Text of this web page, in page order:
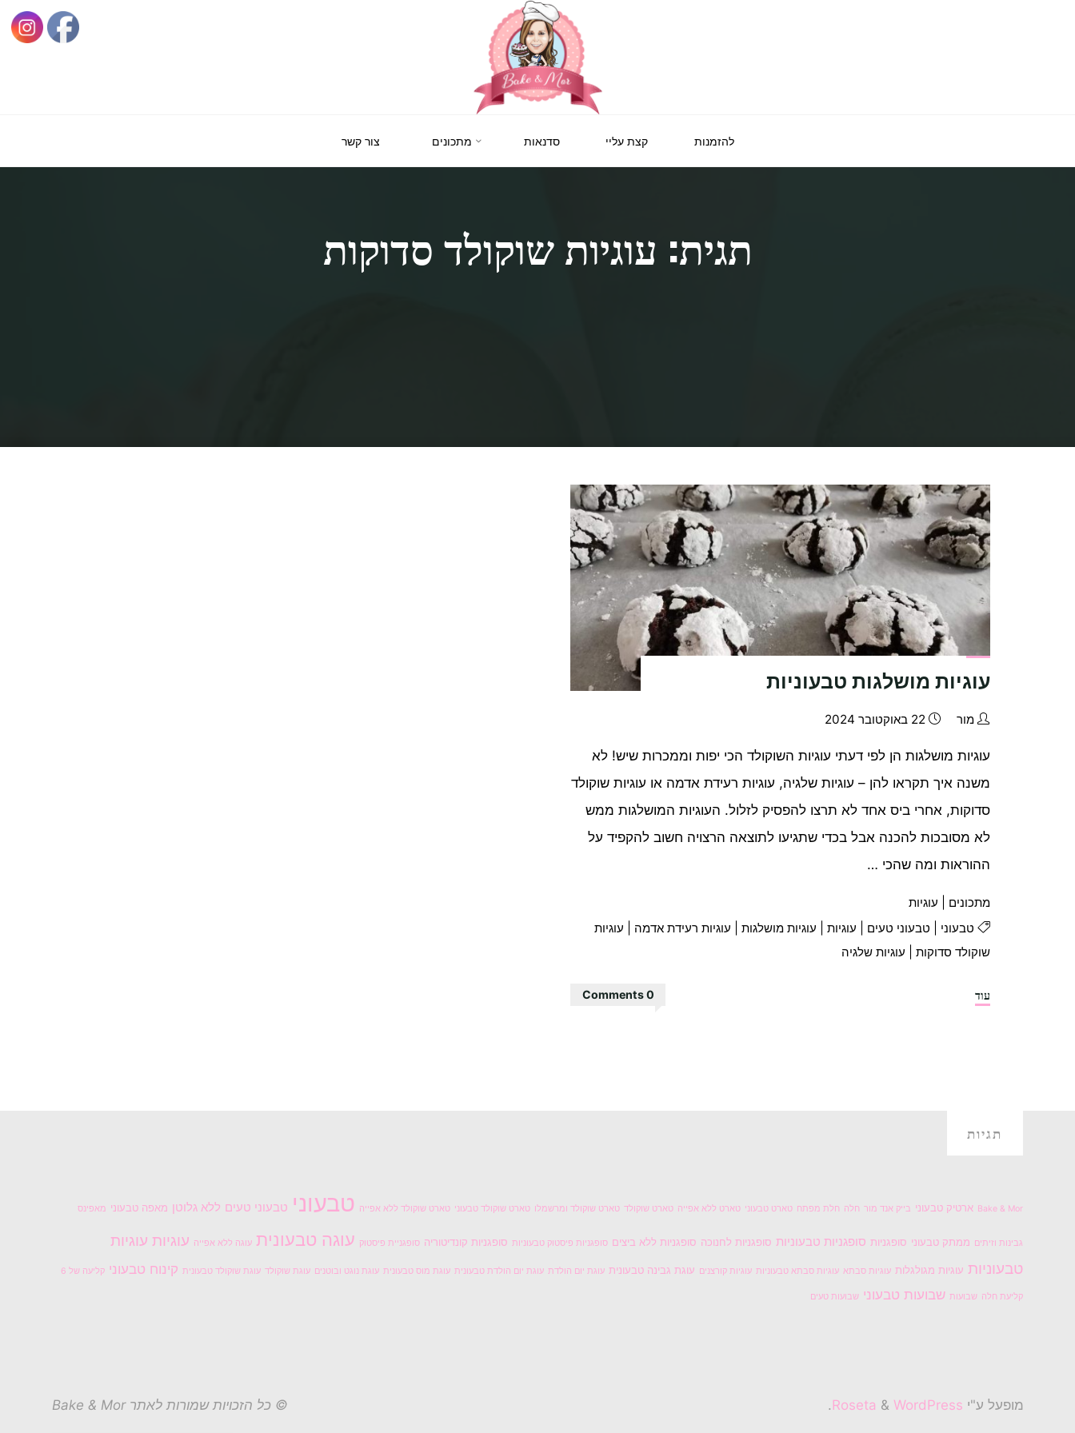
BAKE
&
קונדיטוריה
לילדים
הצעיר.
להזמנות קצת עליי סדנאות מתכונים צור קשר
תגית: עוגיות שוקולד סדוקות
עוגיות מושלגות טבעוניות
מור 22 באוקטובר 2024
עוגיות מושלגות הן לפי דעתי עוגיות השוקולד הכי יפות וממכרות שיש! לא
משנה איך תקראו להן – עוגיות שלגיה, עוגיות רעידת אדמה או עוגיות שוקולד
סדוקות, אחרי ביס אחד לא תרצו להפסיק לזלול. העוגיות המושלגות ממש
לא מסובכות להכנה אבל בכדי שתגיעו לתוצאה הרצויה חשוב להקפיד על
ההוראות ומה שהכי …
מתכונים
עוגיות
טבעוני
טבעוני טעים עוגיות| עוגיות מושלגות| עוגיות רעידת אדמה
עוגיות
שוקולד סדוקות| עוגיות שלגיה
עוד"עוגיות
0 Comments
תגיות
Bake & Mor ארטיק טבעוני בייק אנד מור חלה חלת מפתח טארט טבעוני טארט ללא אפייה טארט שוקולד טארט שוקולד ומרשמלו טארט שוקולד טבעוני טארט שוקולד ללא אפייה טבעוני טבעוני טעים ללא גלוטן מאפה טבעוני מאפינס
גבינות וזיתים ממתק טבעוני סופגניות סופגניות טבעוניות סופגניות לחנוכה סופגניות ללא ביצים סופגניות פיסטוק טבעוניות סופגניות קונדיטוריה סופגניית פיסטוק עוגה טבעונית עוגה ללא אפייה עוגיות עוגיות
טבעוניות עוגיות מגולגלות עוגיות סבתא עוגיות סבתא טבעוניות עוגיות קורצנים עוגת גבינה טבעונית עוגת יום הולדת עוגת יום הולדת טבעונית עוגת מוס טבעונית עוגת נוגט ובוטנים עוגת שוקולד עוגת שוקולד טבעונית קינוח טבעוני קליעה של 6
קליעת חלה שבועות שבועות טבעוני שבועות טעים
מופעל ע"י & WordPress
. © כל הזכויות שמורות לאתר Bake & Mor